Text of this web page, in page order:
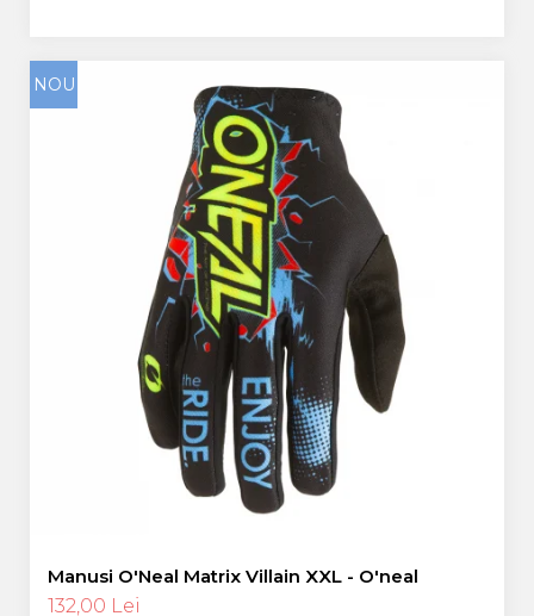
NOU
Manusi O'Neal Matrix Villain XXL - O'neal
132,00 Lei